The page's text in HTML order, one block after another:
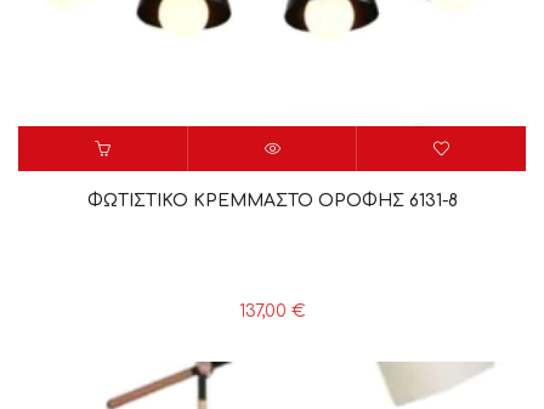
ΦΩΤΙΣΤΙΚΟ ΚΡΕΜΜΑΣΤΟ ΟΡΟΦΗΣ 6131-8
137,00 €